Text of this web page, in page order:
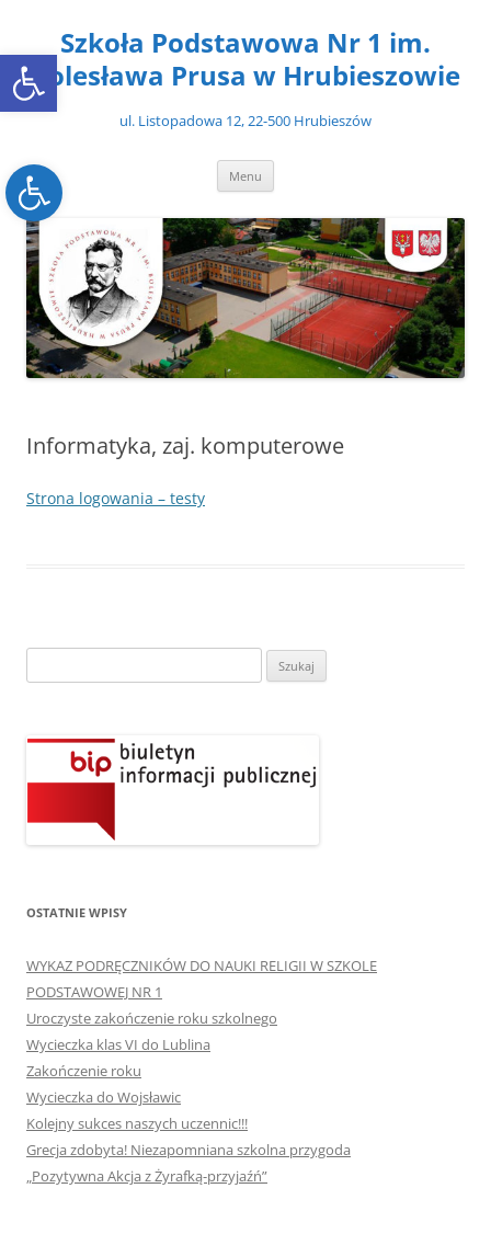
Open toolbar
Open toolbar
treściSzkoła Podstawowa Nr 1 im.
Bolesława Prusa w Hrubieszowie
ul. Listopadowa 12, 22-500 Hrubieszów
Menu
Informatyka, zaj. komputerowe
Strona logowania – testy
OSTATNIE WPISY
WYKAZ PODRĘCZNIKÓW DO NAUKI RELIGII W SZKOLE
PODSTAWOWEJ NR 1
Uroczyste zakończenie roku szkolnego
Wycieczka klas VI do Lublina
Zakończenie roku
Wycieczka do Wojsławic
Kolejny sukces naszych uczennic!!!
Grecja zdobyta! Niezapomniana szkolna przygoda
„Pozytywna Akcja z Żyrafką-przyjaźń”